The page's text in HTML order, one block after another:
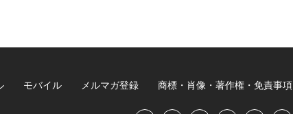
モバイル メルマガ登録 商標・肖像・著作権・免責事項